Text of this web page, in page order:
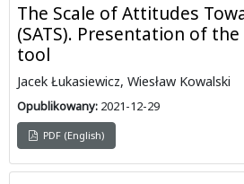
The Scale of Attitudes
(SATS). Presentation of
tool
Jacek Łukasiewicz, Wiesław Kowalski
Opublikowany: 2021-12-29
PDF (English)